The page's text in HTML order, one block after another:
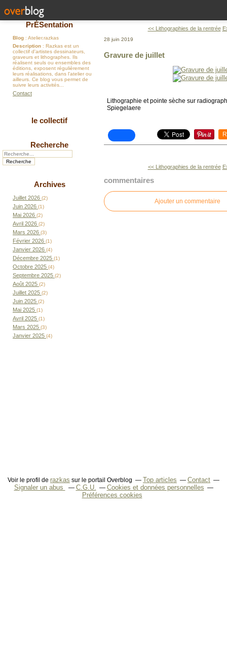
PrÉSentation
Blog : Atelier.razkas
Description : Razkas est un
collectif d'artistes dessinateurs,
graveurs et lithographes. Ils
réalisent seuls ou ensembles des
éditions, exposent régulièrement
leurs réalisations, dans l'atelier ou
ailleurs. Ce blog vous permet de
suivre leurs activités...
Contact
le collectif
Recherche
Archives
Juillet 2026 (2)
Juin 2026 (1)
Mai 2026 (2)
Avril 2026 (2)
Mars 2026 (3)
Février 2026 (1)
Janvier 2026 (4)
Décembre 2025 (1)
Octobre 2025 (4)
Septembre 2025 (2)
Août 2025 (2)
Juillet 2025 (2)
Juin 2025 (2)
Mai 2025 (1)
Avril 2025 (1)
Mars 2025 (3)
Janvier 2025 (4)
<< Lithographies de la rentrée
28 juin 2019
Gravure de juillet
Lithographie et pointe sèche sur
Spiegelaere
<< Lithographies de la rentrée
commentaires
Ajouter un commentaire
Voir le profil de razkas sur le portail Overblog Top articles
Contact
Signaler un abus
C.G.U.
Cookies et données personnelles
Préférences cookies